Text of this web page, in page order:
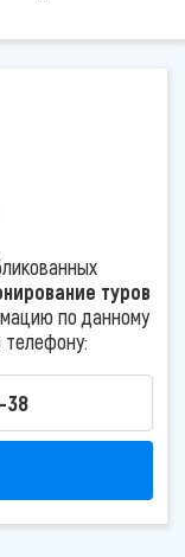
туров
по данному
38